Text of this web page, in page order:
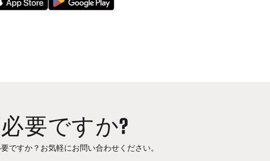
要ですか?
ですか？お気軽にお問い合わせください。